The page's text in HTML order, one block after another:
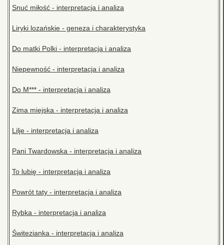
Snuć miłość - interpretacja i analiza
Liryki lozańskie - geneza i charakterystyka
Do matki Polki - interpretacja i analiza
Niepewność - interpretacja i analiza
Do M*** - interpretacja i analiza
Zima miejska - interpretacja i analiza
Lilje - interpretacja i analiza
Pani Twardowska - interpretacja i analiza
To lubię - interpretacja i analiza
Powrót taty - interpretacja i analiza
Rybka - interpretacja i analiza
Świtezianka - interpretacja i analiza